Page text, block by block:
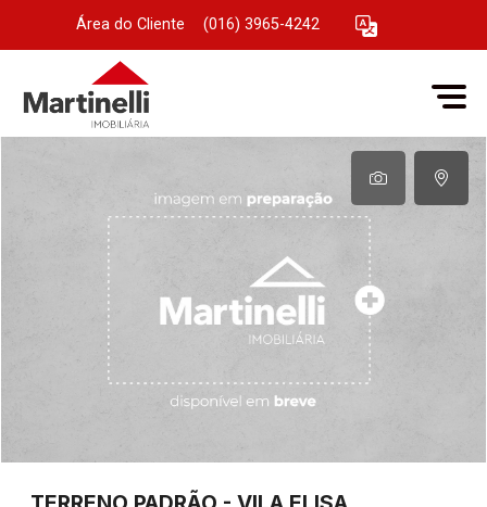
Área do Cliente (016) 3965-4242